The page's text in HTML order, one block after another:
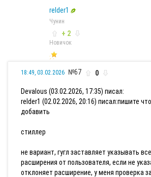
relder1
Чунин
+ 2
Новичок
18:49, 03.02.2026 №67 0
Devalous (03.02.2026, 17:35) писал:
relder1 (02.02.2026, 20:16) писал:пишите
добавить
стиллер
не вариант, гугл заставляет указывать
расширения от пользователя, если не
отклоняет расширение, у меня проверка